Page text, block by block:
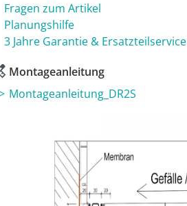
Fragen zum Artikel
Planungshilfe
3 Jahre Garantie & Ersatzteilservice
Montageanleitung
Montageanleitung_DR2S